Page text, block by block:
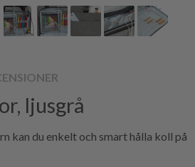
ljusgrå
kan du enkelt och smart hålla koll på